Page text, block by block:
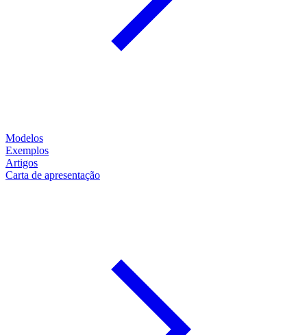
Modelos
Exemplos
Artigos
Carta de apresentação